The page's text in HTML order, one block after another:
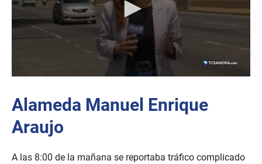
Alameda Manuel Enrique
Araujo
A las 8:00 de la mañana se reportaba tráfico complicado